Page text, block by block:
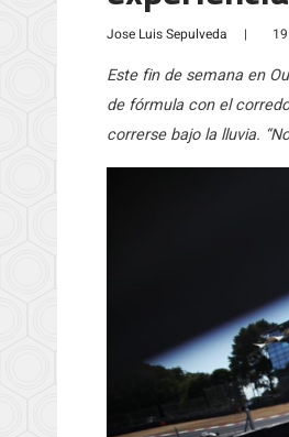
Jose Luis Sepulveda |
Este fin de semana en
de fórmula con el
correrse bajo la lluvia.